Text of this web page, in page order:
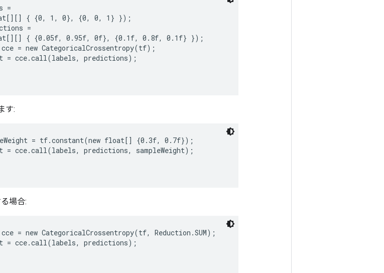
=
{ {0, 1, 0}, {0, 0, 1} });
=
{ {0.05f, 0.95f, 0f}, {0.1f, 0.8f, 0.1f} });
= new CategoricalCrossentropy(tf);
= cce.call(labels, predictions);
す:
= tf.constant(new float[] {0.3f, 0.7f});
= cce.call(labels, predictions, sampleWeight);
場合:
= new CategoricalCrossentropy(tf, Reduction.SUM);
= cce.call(labels, predictions);